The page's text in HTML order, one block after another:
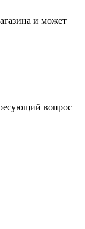
и может
вопрос